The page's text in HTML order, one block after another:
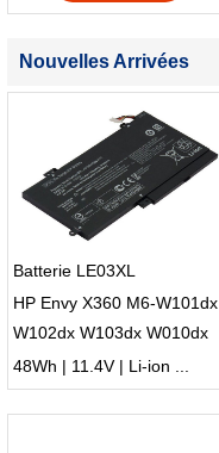
Nouvelles Arrivées
Batterie LE03XL
HP Envy X360 M6-W101dx
W102dx W103dx W010dx
Pavilion X360 13-s120nr
48Wh | 11.4V | Li-ion ...